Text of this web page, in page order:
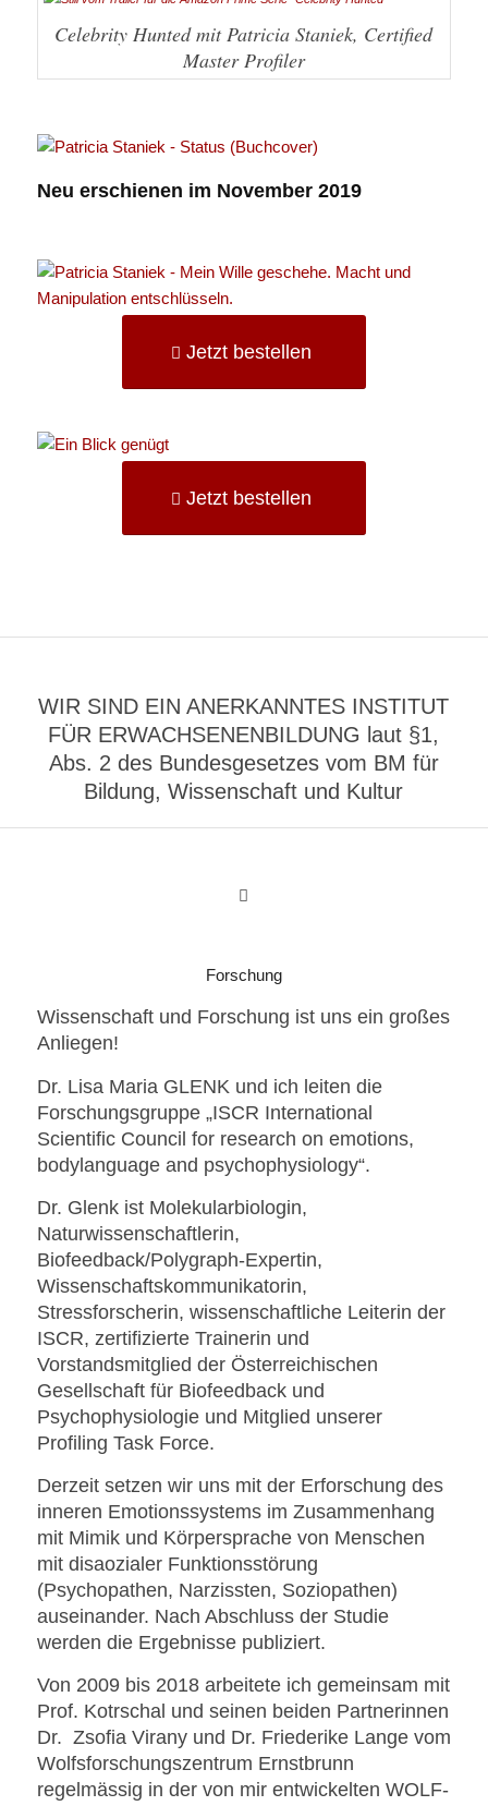
Celebrity Hunted mit Patricia Staniek, Certified
Master Profiler
Neu erschienen im November 2019
Jetzt bestellen
Jetzt bestellen
WIR SIND EIN ANERKANNTES INSTITUT
FÜR ERWACHSENENBILDUNG laut §1,
Abs. 2 des Bundesgesetzes vom BM für
Bildung, Wissenschaft und Kultur
Forschung
Wissenschaft und Forschung ist uns ein großes
Anliegen!
Dr. Lisa Maria GLENK und ich leiten die
Forschungsgruppe „ISCR International
Scientific Council for research on emotions,
bodylanguage and psychophysiology“.
Dr. Glenk ist Molekularbiologin,
Naturwissenschaftlerin,
Biofeedback/Polygraph-Expertin,
Wissenschaftskommunikatorin,
Stressforscherin, wissenschaftliche Leiterin der
ISCR, zertifizierte Trainerin und
Vorstandsmitglied der Österreichischen
Gesellschaft für Biofeedback und
Psychophysiologie und Mitglied unserer
Profiling Task Force.
Derzeit setzen wir uns mit der Erforschung des
inneren Emotionssystems im Zusammenhang
mit Mimik und Körpersprache von Menschen
mit disaozialer Funktionsstörung
(Psychopathen, Narzissten, Soziopathen)
auseinander. Nach Abschluss der Studie
werden die Ergebnisse publiziert.
Von 2009 bis 2018 arbeitete ich gemeinsam mit
Prof. Kotrschal und seinen beiden Partnerinnen
Dr. Zsofia Virany und Dr. Friederike Lange vom
Wolfsforschungszentrum Ernstbrunn
regelmässig in der von mir entwickelten WOLF-